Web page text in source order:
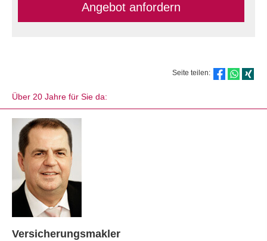
An­ge­bot an­for­dern
Seite teilen:
Über 20 Jahre für Sie da:
Ver­sicherungs­makler